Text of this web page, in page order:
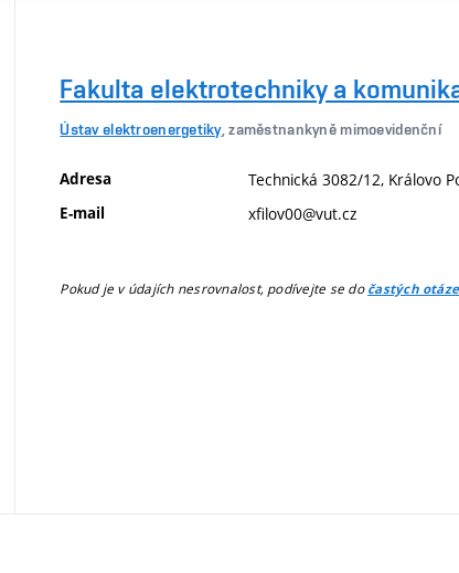
Fakulta elektrotechniky a
Ústav elektroenergetiky, zaměstnankyně mimoevidenční
Adresa Technická 3082/12, Královo
E-mail xfilov00@vut.cz
Pokud je v údajích nesrovnalost, podívejte se dočastých